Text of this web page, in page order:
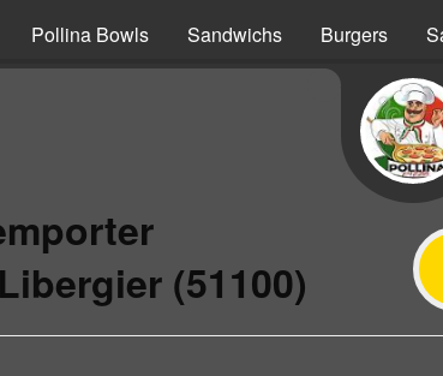
Pollina Bowls Sandwichs Burgers
(51100)